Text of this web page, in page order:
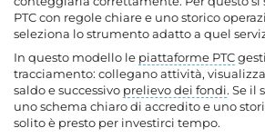
PTC con regole chiare e uno storico
seleziona lo strumento adatto a quel
In questo modello le piattaforme PTC
tracciamento: collegano attività,
saldo e successivo prelievo dei fondi. Se il
uno schema chiaro di accredito e uno
solito è presto per investirci tempo.